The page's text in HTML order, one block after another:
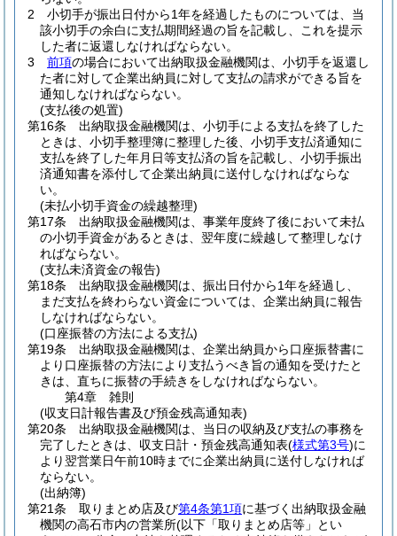
2
小切手が振出日付から1年を経過したものについては、当
該小切手の余白に支払期間経過の旨を記載し、これを提示
した者に返還しなければならない。
3
前項の場合において出納取扱金融機関は、小切手を返還し
た者に対して企業出納員に対して支払の請求ができる旨を
通知しなければならない。
(支払後の処置)
第16条
出納取扱金融機関は、小切手による支払を終了した
ときは、小切手整理簿に整理した後、小切手支払済通知に
支払を終了した年月日等支払済の旨を記載し、小切手振出
済通知書を添付して企業出納員に送付しなければならな
い。
(未払小切手資金の繰越整理)
第17条
出納取扱金融機関は、事業年度終了後において未払
の小切手資金があるときは、翌年度に繰越して整理しなけ
ればならない。
(支払未済資金の報告)
第18条
出納取扱金融機関は、振出日付から1年を経過し、
まだ支払を終わらない資金については、企業出納員に報告
しなければならない。
(口座振替の方法による支払)
第19条
出納取扱金融機関は、企業出納員から口座振替書に
より口座振替の方法により支払うべき旨の通知を受けたと
きは、直ちに振替の手続きをしなければならない。
第4章
雑則
(収支日計報告書及び預金残高通知表)
第20条
出納取扱金融機関は、当日の収納及び支払の事務を
完了したときは、収支日計・預金残高通知表(様式第3号)に
より翌営業日午前10時までに企業出納員に送付しなければ
ならない。
(出納簿)
第21条
取りまとめ店及び第4条第1項に基づく出納取扱金融
機関の高石市内の営業所(以下「取りまとめ店等」とい